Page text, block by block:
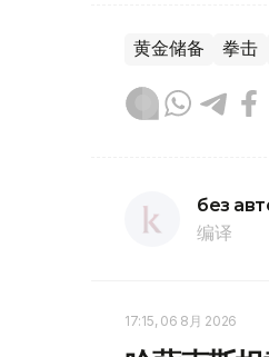
黄金储备 拳击
без
编译
17:15, 06 8月 2026